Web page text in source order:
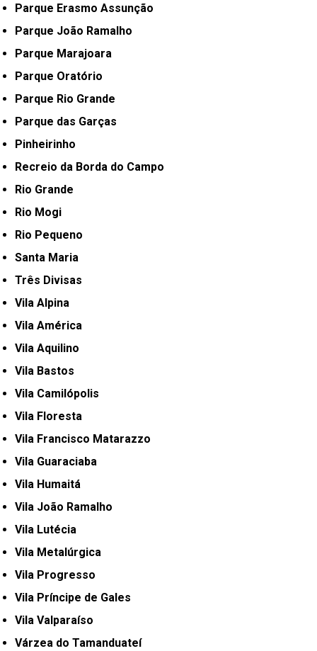
Parque Erasmo Assunção
Parque João Ramalho
Parque Marajoara
Parque Oratório
Parque Rio Grande
Parque das Garças
Pinheirinho
Recreio da Borda do Campo
Rio Grande
Rio Mogi
Rio Pequeno
Santa Maria
Três Divisas
Vila Alpina
Vila América
Vila Aquilino
Vila Bastos
Vila Camilópolis
Vila Floresta
Vila Francisco Matarazzo
Vila Guaraciaba
Vila Humaitá
Vila João Ramalho
Vila Lutécia
Vila Metalúrgica
Vila Progresso
Vila Príncipe de Gales
Vila Valparaíso
Várzea do Tamanduateí